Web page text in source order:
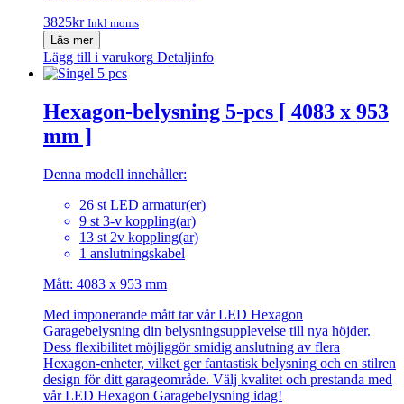
3825kr Inkl moms
Läs mer
Lägg till i varukorg Detaljinfo
Hexagon-belysning 5-pcs [ 4083 x 953
mm ]
Denna modell innehåller:
26 st LED armatur(er)
9 st 3-v koppling(ar)
13 st 2v koppling(ar)
1 anslutningskabel
Mått: 4083 x 953 mm
Med imponerande mått tar vår LED Hexagon
Garagebelysning din belysningsupplevelse till nya höjder.
Dess flexibilitet möjliggör smidig anslutning av flera
Hexagon-enheter, vilket ger fantastisk belysning och en stilren
design för ditt garageområde. Välj kvalitet och prestanda med
vår LED Hexagon Garagebelysning idag!